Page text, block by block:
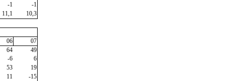
-1
-1
11,1
10,3
06
07
64
49
-6
6
53
19
11
-15